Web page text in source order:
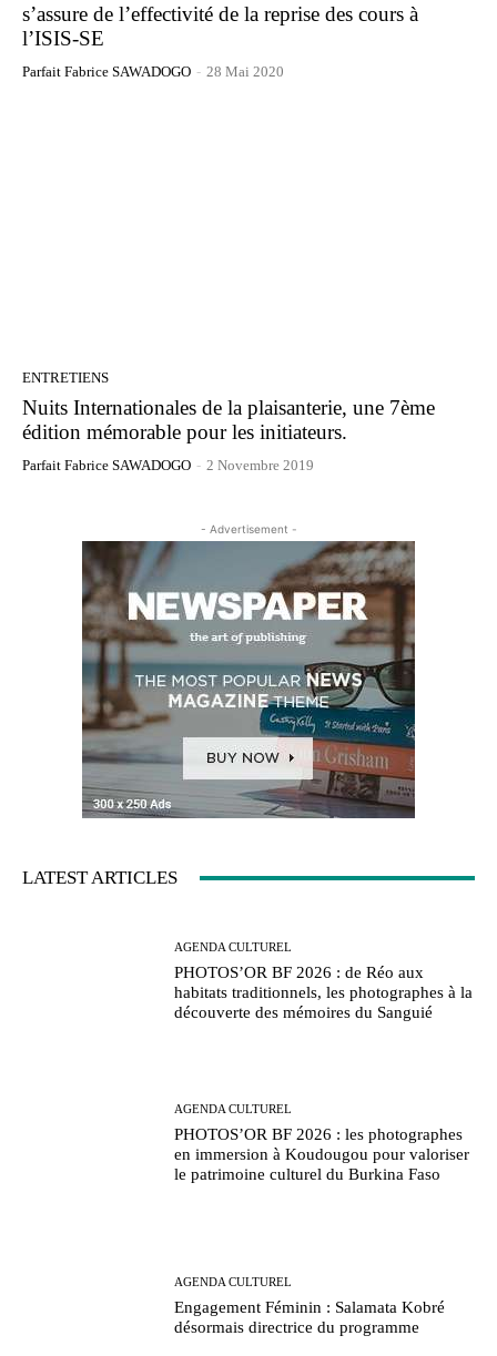
s’assure de l’effectivité de la reprise des cours à
l’ISIS-SE
Parfait Fabrice SAWADOGO - 28 Mai 2020
ENTRETIENS
Nuits Internationales de la plaisanterie, une 7ème
édition mémorable pour les initiateurs.
Parfait Fabrice SAWADOGO - 2 Novembre 2019
- Advertisement -
LATEST ARTICLES
AGENDA CULTUREL
PHOTOS’OR BF 2026 : de Réo aux
habitats traditionnels, les photographes à la
découverte des mémoires du Sanguié
AGENDA CULTUREL
PHOTOS’OR BF 2026 : les photographes
en immersion à Koudougou pour valoriser
le patrimoine culturel du Burkina Faso
AGENDA CULTUREL
Engagement Féminin : Salamata Kobré
désormais directrice du programme